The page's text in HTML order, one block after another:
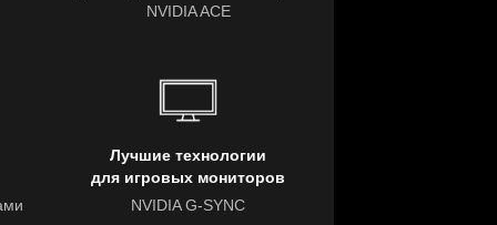
NVIDIA ACE
Лучшие технологии
для игровых мониторов
NVIDIA G-SYNC